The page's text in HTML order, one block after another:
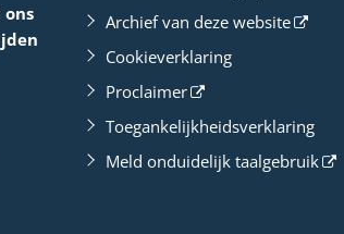
ons
Archief van deze website
Cookieverklaring
Proclaimer
Toegankelijkheidsverklaring
Meld onduidelijk taalgebruik